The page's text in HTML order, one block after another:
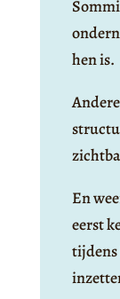
hen is.
En
eerst
tijdens